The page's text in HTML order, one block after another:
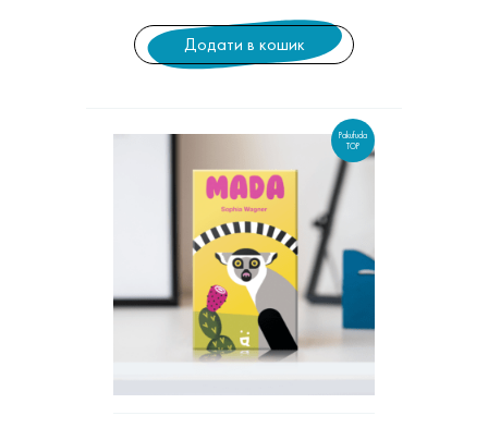
Додати в кошик
Pakufuda
TOP